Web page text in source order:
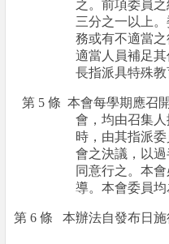
之。前項委員
三分之一以上
務或有不適當
適當人員補足
長指派具特殊教
第 5 條 本會每學期應召
會，均由召集
時，由其指派
會之決議，以
同意行之。本
導。本會委員均
第 6 條 本辦法自發布日施